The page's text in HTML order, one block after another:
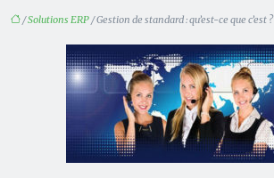
/Solutions ERP/ Gestion de standard : qu’est-ce que c’est ?